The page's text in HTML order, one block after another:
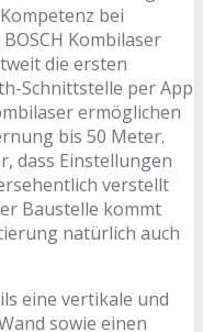
bei
Kombilaser
die ersten
Schnittstelle per App
ermöglichen
bis 50 Meter.
dass Einstellungen
verstellt
Baustelle kommt
natürlich auch
eine vertikale und
sowie einen